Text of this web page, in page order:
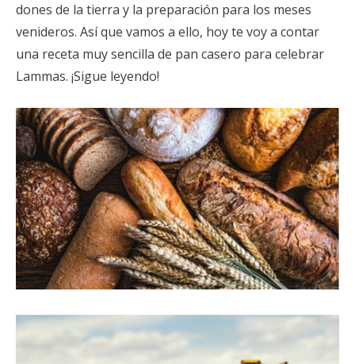
dones de la tierra y la preparación para los meses
venideros. Así que vamos a ello, hoy te voy a contar
una receta muy sencilla de pan casero para celebrar
Lammas. ¡Sigue leyendo!